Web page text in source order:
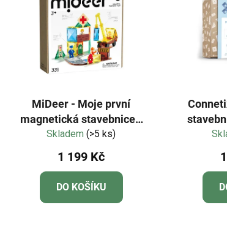
MiDeer - Moje první
magnetická stavebnice -
Hrdinové města 33 ks
Skladem(>5 ks)
1 199 Kč
DO KOŠÍKU
tvary